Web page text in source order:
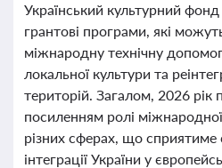
Український культурний
грантові програми, які
міжнародну технічну
локальної культури та
територій. Загалом, 2026 рік
посиленням ролі
різних сферах, що сприятиме
інтеграції України у